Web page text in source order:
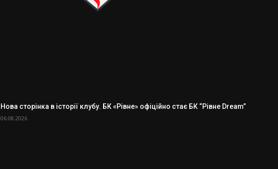
Нова сторінка в історії клубу. БК «Рівне» офіційно стає БК “Рівне Dream”
06.08.2026